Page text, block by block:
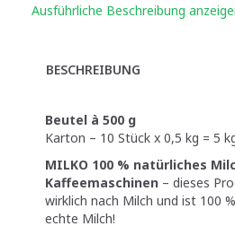
Ausführliche Beschreibung
BESCHREIBUNG
Beutel à 500 g
Karton – 10 Stück x 0,5 kg = 5
MILKO 100 % natürliches
Kaffeemaschinen – dieses
wirklich nach Milch und ist 100
echte Milch!